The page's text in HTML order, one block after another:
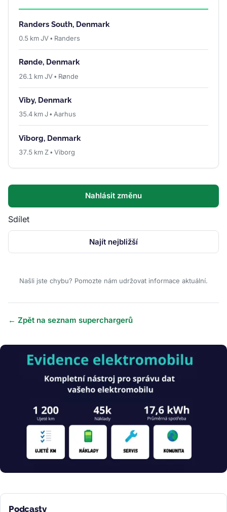
Randers South, Denmark
0.5 km JV • Randers
Rønde, Denmark
26.1 km JV • Rønde
Viby, Denmark
35.4 km J • Aarhus
Viborg, Denmark
37.5 km Z • Viborg
Nahlásit změnu
Sdílet
Najít nejbližší
Našli jste chybu? Pomozte nám udržovat informace aktuální.
← Zpět na seznam superchargerů
Obrázek
Podcasty